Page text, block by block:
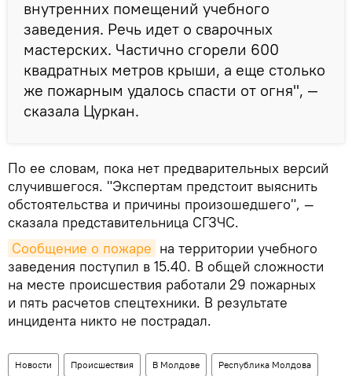
внутренних помещений учебного
заведения. Речь идет о сварочных
мастерских. Частично сгорели 600
квадратных метров крыши, а еще столько
же пожарным удалось спасти от огня", —
сказала Цуркан.
По ее словам, пока нет предварительных версий
случившегося. "Экспертам предстоит выяснить
обстоятельства и причины произошедшего", —
сказала представительница СГЗЧС.
Сообщение о пожаре на территории учебного
заведения поступил в 15.40. В общей сложности
на месте происшествия работали 29 пожарных
и пять расчетов спецтехники. В результате
инцидента никто не пострадал.
Новости Происшествия В Молдове Республика Молдова